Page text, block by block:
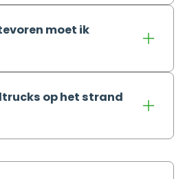
moet ik
op het strand